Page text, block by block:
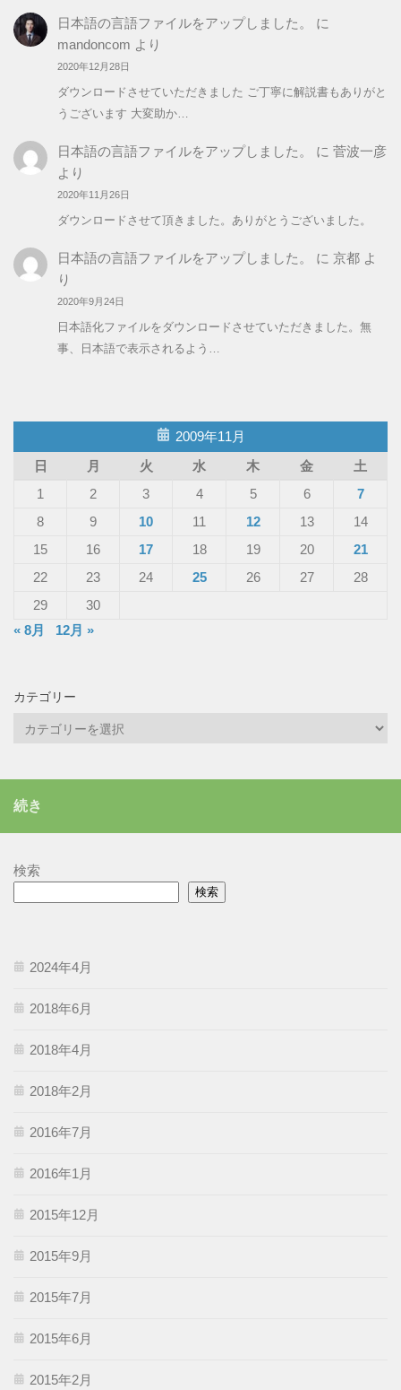
日本語の言語ファイルをアップしました。
に
mandoncom より
2020年12月28日
ダウンロードさせていただきました ご丁寧に解説書もありがと
うございます 大変助か…
日本語の言語ファイルをアップしました。 に 菅波一彦
より
2020年11月26日
ダウンロードさせて頂きました。ありがとうございました。
日本語の言語ファイルをアップしました。 に 京都よ
り
2020年9月24日
日本語化ファイルをダウンロードさせていただきました。無
事、日本語で表示されるよう…
2009年11月
日
月 火 水 木 金
土
1
2 3 4 5 6
7
8
9 10 11 12 13
14
15
16 17 18 19 20
21
22
23 24 25 26 27
28
29
30
« 8月
12月 »
カテゴリー
ー
続き
検索
検索
2024年4月
2018年6月
2018年4月
2018年2月
2016年7月
2016年1月
2015年12月
2015年9月
2015年7月
2015年6月
2015年2月